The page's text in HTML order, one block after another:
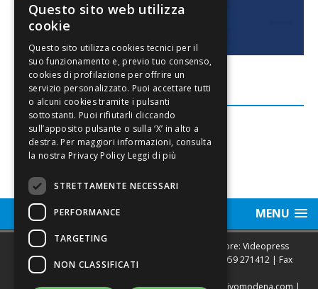
FACEBOOK
MENU
Sede legale, Redazione, pubblicità e annunci Editore: Videopress
Modena S.r.l. via Emilia Est, 402/6 - Modena | Tel.
059 271412 | Fax
Questo sito web utilizza
cookie
Leggi di più
STRETTAMENTE NECESSARI
PERFORMANCE
TARGETING
NON CLASSIFICATI